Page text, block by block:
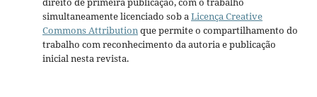
simultaneamente licenciado sob aLicença Creative
Commons Attributionque permite o compartilhamento do
trabalho com reconhecimento da autoria e publicação
inicial nesta revista.